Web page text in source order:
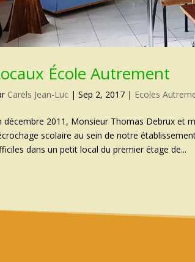
École Autrement
Carels Jean-Luc |Sep 2, 2017 | Ecoles
décembre 2011, Monsieur Thomas Debrux et
scolaire au sein de notre
dans un petit local du premier étage de...